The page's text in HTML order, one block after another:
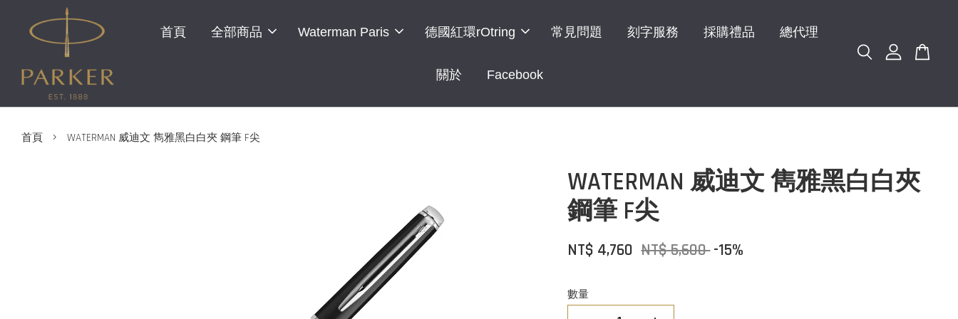
首頁 全部商品 Waterman Paris 德國紅環rOtring 常見問題 刻字服務 採購禮品 總代理
關於 Facebook
首頁 › WATERMAN 威迪文 雋雅黑白白夾 鋼筆 F尖
WATERMAN 威迪文 雋雅黑白白夾
鋼筆 F尖
NT$ 4,760 NT$ 5,600-15%
數量